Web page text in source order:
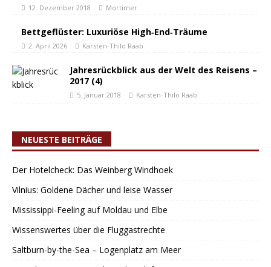
12. Dezember 2018 Mortimer
Bettgeflüster: Luxuriöse High‑End‑Träume
2. April 2026 Karsten-Thilo Raab
Jahresrückblick aus der Welt des Reisens –
2017 (4)
5. Januar 2018 Karsten-Thilo Raab
NEUESTE BEITRÄGE
Der Hotelcheck: Das Weinberg Windhoek
Vilnius: Goldene Dächer und leise Wasser
Mississippi-Feeling auf Moldau und Elbe
Wissenswertes über die Fluggastrechte
Saltburn-by-the-Sea – Logenplatz am Meer